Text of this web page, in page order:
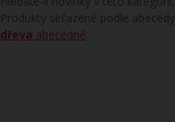
Produkty seřazené podle
dřeva abecedně